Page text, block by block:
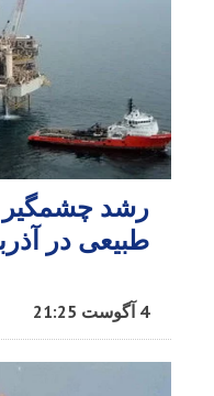
رشد چشمگیر
طبیعی در
4 آگوست 21:25